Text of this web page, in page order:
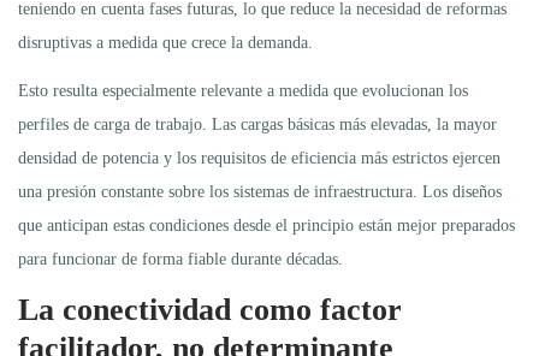
teniendo en cuenta fases futuras, lo que reduce la necesidad de reformas
disruptivas a medida que crece la demanda.
Esto resulta especialmente relevante a medida que evolucionan los
perfiles de carga de trabajo. Las cargas básicas más elevadas, la mayor
densidad de potencia y los requisitos de eficiencia más estrictos ejercen
una presión constante sobre los sistemas de infraestructura. Los diseños
que anticipan estas condiciones desde el principio están mejor preparados
para funcionar de forma fiable durante décadas.
La conectividad como factor
facilitador, no determinante